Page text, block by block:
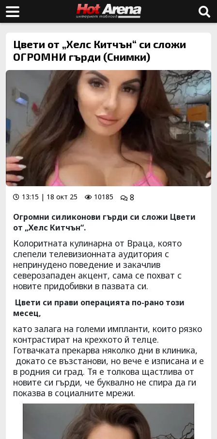
Цвети от „Хелс Китчън“ си сложи
ОГРОМНИ гърди (Снимки)
13:15 | 18 окт 25 10185
8
Огромни силиконови гърди си сложи Цвети
от „Хелс Китчън“.
Колоритната кулинарна от Враца, която
слепели телевизионната аудитория с
непринудено поведение и закачлив
северозападен акцент, сама се похват с
новите придобивки в пазвата си.
Цвети си прави операцията по-рано този
месец,
като залага на големи импланти, които рязко
контрастират на крехкото й телце.
Готвачката прекарва няколко дни в клиника,
докато се възстанови, но вече е изписана и е
в родния си град. Тя е толкова щастлива от
новите си гърди, че буквално не спира да ги
показва в социалните мрежи.